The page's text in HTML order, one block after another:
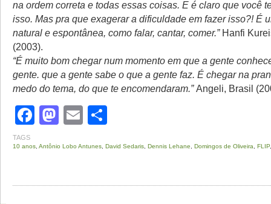
na ordem correta e todas essas coisas. E é claro que você
isso. Mas pra que exagerar a dificuldade em fazer isso?! É
natural e espontânea, como falar, cantar, comer.”Hanfi
(2003).
“É muito bom chegar num momento em que a gente
gente. que a gente sabe o que a gente faz. É chegar na
medo do tema, do que te encomendaram.”Angeli, Brasil
Facebook
Mastodon
Email
TAGS
10 anos Antônio Lobo Antunes David Sedaris Dennis Lehane Domingos de Oliveira FLIP